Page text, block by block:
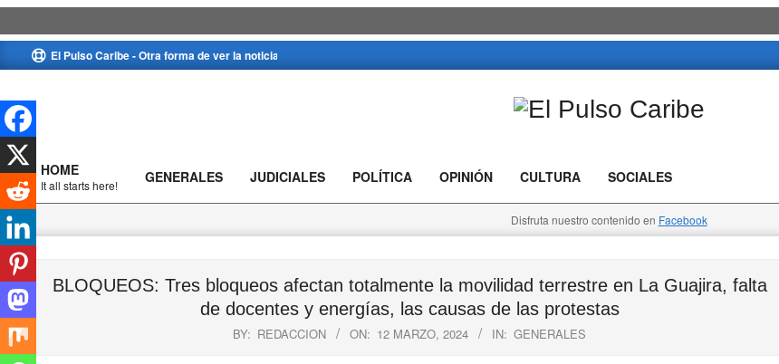
to
El Pulso Caribe - Otra forma de ver la noticia
Caribe
Primary
Navigation
Menu
HOME
It all starts here! GENERALES JUDICIALES POLÍTICA OPINIÓN CULTURA SOCIALES
Disfruta nuestro contenido en Facebook
BLOQUEOS: Tres bloqueos afectan totalmente la movilidad terrestre en La Guajira, falta
de docentes y energías, las causas de las protestas
BY: REDACCION ON: 12 MARZO, 2024 IN: GENERALES